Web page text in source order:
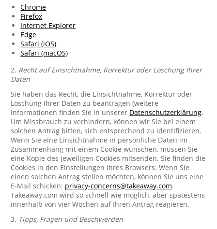
Chrome
Firefox
Internet Explorer
Edge
Safari (iOS)
Safari (macOS)
2. Recht auf Einsichtnahme, Korrektur oder Löschung Ihrer
Daten
Sie haben das Recht, die Einsichtnahme, Korrektur oder
Löschung Ihrer Daten zu beantragen (weitere
Informationen finden Sie in unserer Datenschutzerklärung.
Um Missbrauch zu verhindern, können wir Sie bei einem
solchen Antrag bitten, sich entsprechend zu identifizieren.
Wenn Sie eine Einsichtnahme in persönliche Daten im
Zusammenhang mit einem Cookie wünschen, müssen Sie
eine Kopie des jeweiligen Cookies mitsenden. Sie finden die
Cookies in den Einstellungen Ihres Browsers. Wenn Sie
einen solchen Antrag stellen möchten, können Sie uns eine
E-Mail schicken: privacy-concerns@takeaway.com.
Takeaway.com wird so schnell wie möglich, aber spätestens
innerhalb von vier Wochen auf Ihren Antrag reagieren.
3. Tipps, Fragen und Beschwerden